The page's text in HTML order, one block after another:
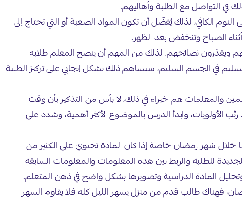
في التواصل مع الطلبة وأهاليهم.
الكافي، لذلك يُفضّل أن تكون المواد الصعبة أو التي تحتاج إلى
أثناء الصباح وتنخفض بعد الظهر.
ويقدّرون نصائحهم، لذلك من المهم أن ينصح المعلم طلابه
في الجسم السليم، سيساهم ذلك بشكل إيجابي على تركيز الطلبة
والمعلمات هم خبراء في ذلك، لا بأس من التذكير بأن وقت
المعتاد. رتّب الأولويات، وابدأ الدرس بالموضوع الأكثر أهمية، وشدد على
شهر رمضان خاصة إذا كان المادة تحتوي على الكثير من
للطلبة والربط بين هذه المعلومات والمعلومات السابقة
المادة الدراسية وتصويرها بشكل واضح في ذهن المتعلم.
فهناك طالب قدم من منزل يسهر الليل كله فلا يقاوم السهر